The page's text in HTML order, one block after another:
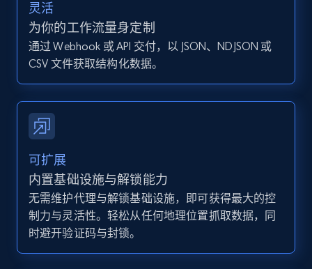
comments, Date posted, Likes, Photos, and
more.
13.2K+ 1.6K+
Zillow properties listing information
Zpid, City, State, HomeStatus, Address,
IsListingClaimedByCurrentSignedInUser,
IsCurrentSignedInAgentResponsible, Bedrooms,
and more.
12K+ 1.3K+
灵活
为你的工作流量身定制
通过 Webhook 或 API 交付，以 JSON、NDJSON 或
CSV 文件获取结构化数据。
可扩展
内置基础设施与解锁能力
无需维护代理与解锁基础设施，即可获得最大的控
制力与灵活性。轻松从任何地理位置抓取数据，同
时避开验证码与封锁。